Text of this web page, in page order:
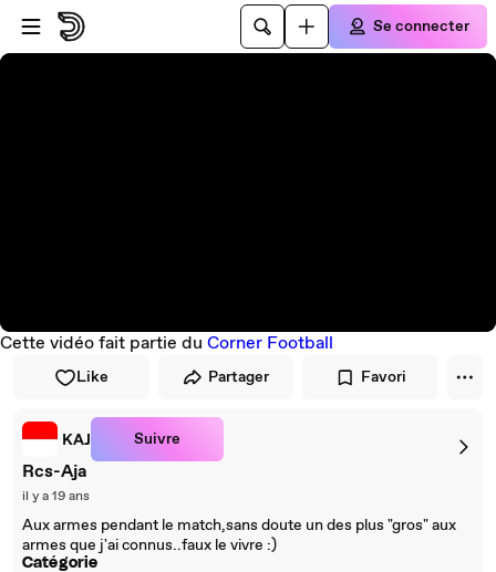
Passer au player
Passer au contenu principal
Se connecter
Cette vidéo fait partie du Corner Football
Like Partager Favori
KAJ Suivre
Rcs-Aja
il y a 19 ans
Aux armes pendant le match,sans doute un des plus "gros" aux
armes que j'ai connus..faux le vivre :)
Catégorie